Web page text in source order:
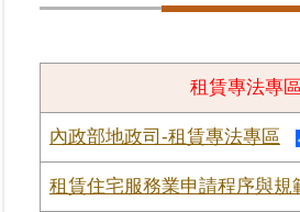
業
務
租賃專法專區
內政部地政司-租賃專法專區
租賃住宅服務業申請程序與規